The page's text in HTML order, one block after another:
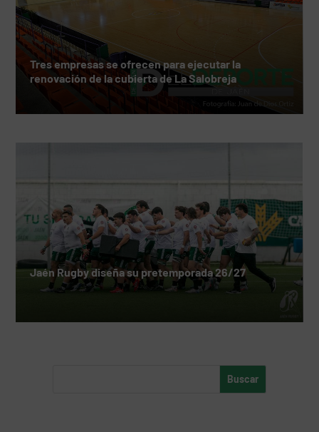
Tres empresas se ofrecen para ejecutar la
renovación de la cubierta de La Salobreja
Jaén Rugby diseña su pretemporada 26/27